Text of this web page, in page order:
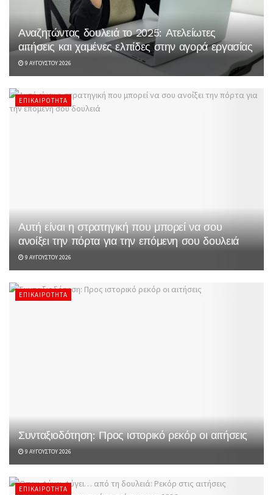
Αναζητώντας δουλειά το 2025: Ατελείωτες
αιτήσεις και χαμένες ελπίδες στην αγορά εργασίας
9 ΑΥΓΟΎΣΤΟΥ 2026
ΕΠΙΚΑΙΡΌΤΗΤΑ
Αυτή είναι η στρατηγική που μπορεί να σου
ανοίξει την πόρτα για την επόμενη σου δουλειά
9 ΑΥΓΟΎΣΤΟΥ 2026
ΕΠΙΚΑΙΡΌΤΗΤΑ
Συνταξιοδότηση: Προς ιστορικό ρεκόρ οι αιτήσεις
9 ΑΥΓΟΎΣΤΟΥ 2026
ΕΠΙΚΑΙΡΌΤΗΤΑ